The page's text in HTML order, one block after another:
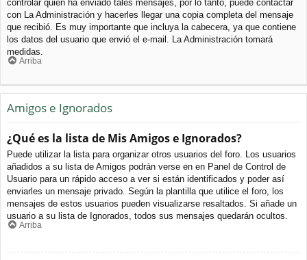
controlar quién ha enviado tales mensajes, por lo tanto, puede contactar
con La Administración y hacerles llegar una copia completa del mensaje
que recibió. Es muy importante que incluya la cabecera, ya que contiene
los datos del usuario que envió el e-mail. La Administración tomará
medidas.
Arriba
Amigos e Ignorados
¿Qué es la lista de Mis Amigos e Ignorados?
Puede utilizar la lista para organizar otros usuarios del foro. Los usuarios
añadidos a su lista de Amigos podrán verse en en Panel de Control de
Usuario para un rápido acceso a ver si están identificados y poder así
enviarles un mensaje privado. Según la plantilla que utilice el foro, los
mensajes de estos usuarios pueden visualizarse resaltados. Si añade un
usuario a su lista de Ignorados, todos sus mensajes quedarán ocultos.
Arriba